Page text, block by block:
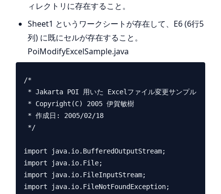
ィレクトリに存在すること。
Sheet1 というワークシートが存在して、E6 (6行5
列) に既にセルが存在すること。
PoiModifyExcelSample.java
/*
import java.io.BufferedOutputStream;
import java.io.File;
import java.io.FileInputStream;
import java.io.FileNotFoundException;